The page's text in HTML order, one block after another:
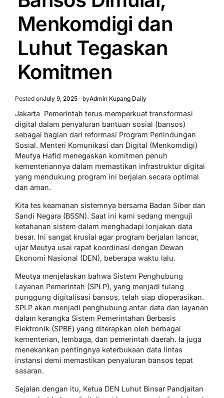
Menkomdigi dan
Luhut Tegaskan
Komitmen
Posted onJuly 9, 2025 byAdmin Kupang Daily
Jakarta  Pemerintah terus memperkuat transformasi
digital dalam penyaluran bantuan sosial (bansos)
sebagai bagian dari reformasi Program Perlindungan
Sosial. Menteri Komunikasi dan Digital (Menkomdigi)
Meutya Hafid menegaskan komitmen penuh
kementeriannya dalam memastikan infrastruktur digital
yang mendukung program ini berjalan secara optimal
dan aman.
Kita tes keamanan sistemnya bersama Badan Siber dan
Sandi Negara (BSSN). Saat ini kami sedang menguji
ketahanan sistem dalam menghadapi lonjakan data
besar. Ini sangat krusial agar program berjalan lancar,
ujar Meutya usai rapat koordinasi dengan Dewan
Ekonomi Nasional (DEN), beberapa waktu lalu.
Meutya menjelaskan bahwa Sistem Penghubung
Layanan Pemerintah (SPLP), yang menjadi tulang
punggung digitalisasi bansos, telah siap dioperasikan.
SPLP akan menjadi penghubung antar-data dan layanan
dalam kerangka Sistem Pemerintahan Berbasis
Elektronik (SPBE) yang diterapkan oleh berbagai
kementerian, lembaga, dan pemerintah daerah. Ia juga
menekankan pentingnya keterbukaan data lintas
instansi demi memastikan penyaluran bansos tepat
sasaran.
Sejalan dengan itu, Ketua DEN Luhut Binsar Pandjaitan